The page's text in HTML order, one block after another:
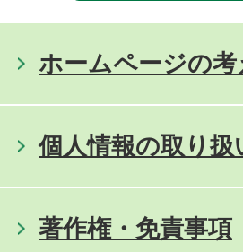
ホームページの考
個人情報の取り扱
著作権・免責事項